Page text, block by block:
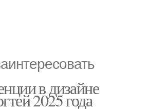
в дизайне
2025 года